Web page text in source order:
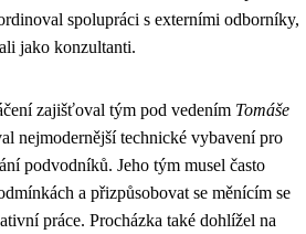
spolupráci s externími odborníky,
jako konzultanti.
zajišťoval tým pod vedením Tomáše
nejmodernější technické vybavení pro
podvodníků. Jeho tým musel často
a přizpůsobovat se měnícím se
práce. Procházka také dohlížel na